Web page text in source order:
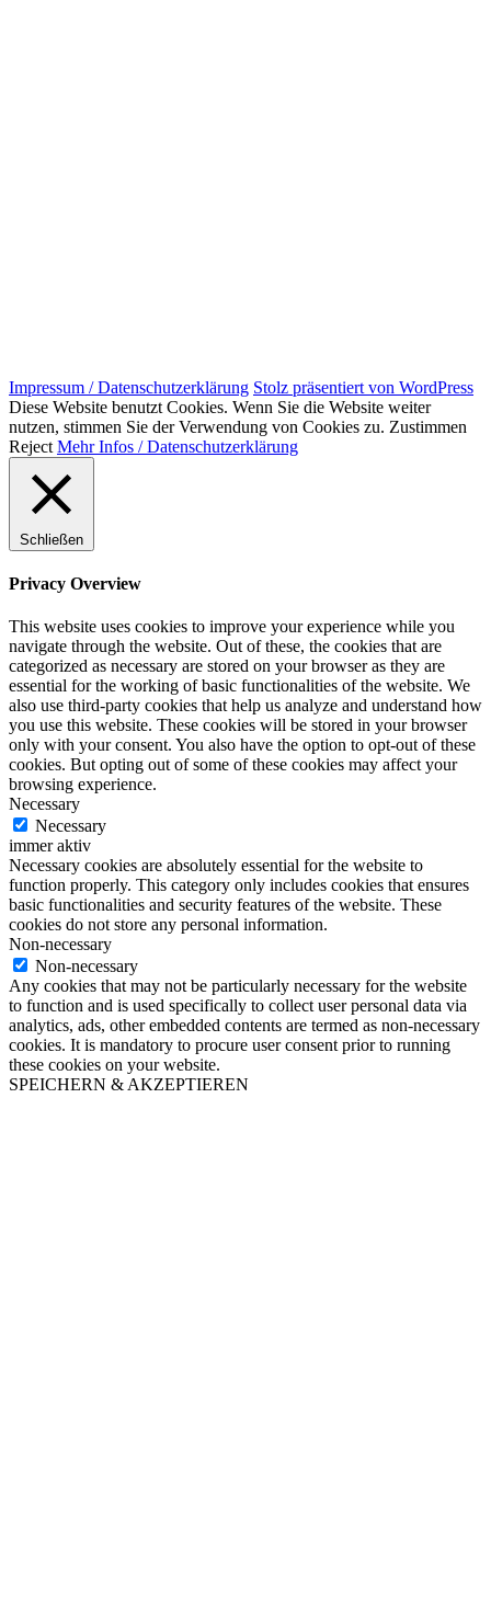
Impressum / Datenschutzerklärung Stolz präsentiert von WordPress
Diese Website benutzt Cookies. Wenn Sie die Website weiter
nutzen, stimmen Sie der Verwendung von Cookies zu. Zustimmen
Reject Mehr Infos / Datenschutzerklärung
Schließen
Privacy Overview
This website uses cookies to improve your experience while you
navigate through the website. Out of these, the cookies that are
categorized as necessary are stored on your browser as they are
essential for the working of basic functionalities of the website. We
also use third-party cookies that help us analyze and understand how
you use this website. These cookies will be stored in your browser
only with your consent. You also have the option to opt-out of these
cookies. But opting out of some of these cookies may affect your
browsing experience.
Necessary
Necessary
immer aktiv
Necessary cookies are absolutely essential for the website to
function properly. This category only includes cookies that ensures
basic functionalities and security features of the website. These
cookies do not store any personal information.
Non-necessary
Non-necessary
Any cookies that may not be particularly necessary for the website
to function and is used specifically to collect user personal data via
analytics, ads, other embedded contents are termed as non-necessary
cookies. It is mandatory to procure user consent prior to running
these cookies on your website.
SPEICHERN & AKZEPTIEREN